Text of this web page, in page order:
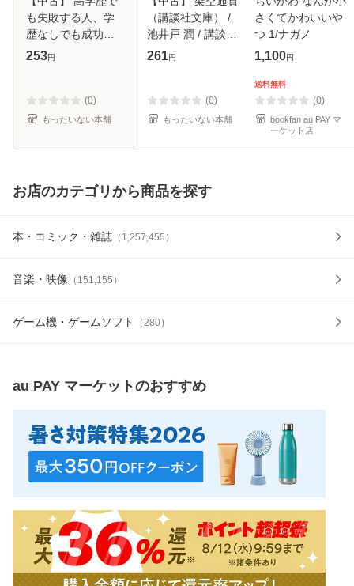
も失敗する人、学
歴なしでも成功す
る人 （小学館101
ール便送料無料】
253円
(0)
もったいない本舗
（講談社文庫） /
池井戸 潤 / 講談社
[文庫]【メール便送
261円
(0)
もったいない本舗
さくてかわいいや
つ 1/ナガノ
1,100円
送料無料
(0)
bookfan au PAY マ
ーケット店
お店のカテゴリから商品を探す
本・コミック・雑誌 （ 1,257,455 ）
音楽・映像 （ 151,155 ）
ゲーム機・ゲームソフト （280）
au PAY マーケットのおすすめ